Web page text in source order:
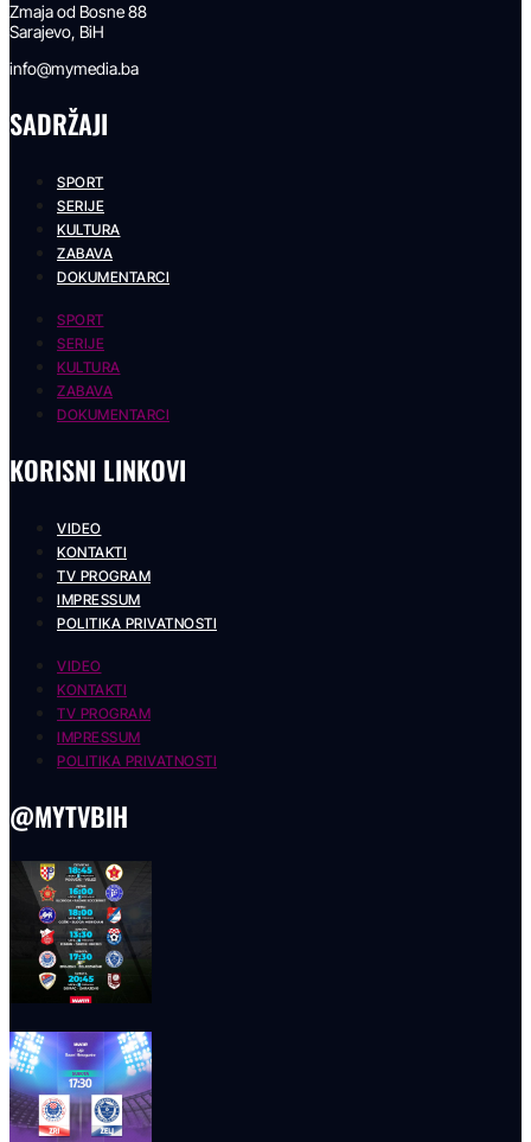
Zmaja od Bosne 88
Sarajevo, BiH
info@mymedia.ba
SADRŽAJI
SPORT
SERIJE
KULTURA
ZABAVA
DOKUMENTARCI
SPORT
SERIJE
KULTURA
ZABAVA
DOKUMENTARCI
KORISNI LINKOVI
VIDEO
KONTAKTI
TV PROGRAM
IMPRESSUM
POLITIKA PRIVATNOSTI
VIDEO
KONTAKTI
TV PROGRAM
IMPRESSUM
POLITIKA PRIVATNOSTI
@MYTVBIH